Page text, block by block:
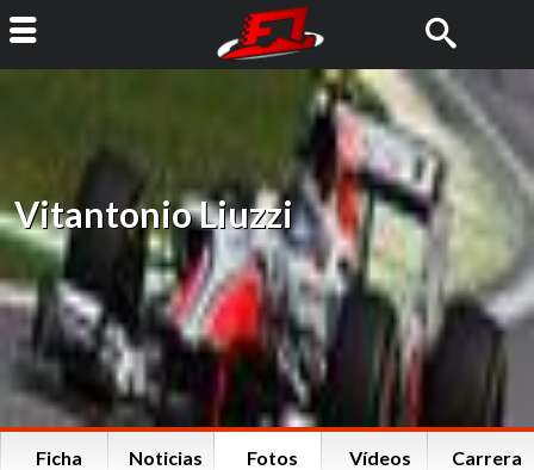
Vitantonio Liuzzi
Ficha Noticias Fotos Vídeos Carrera